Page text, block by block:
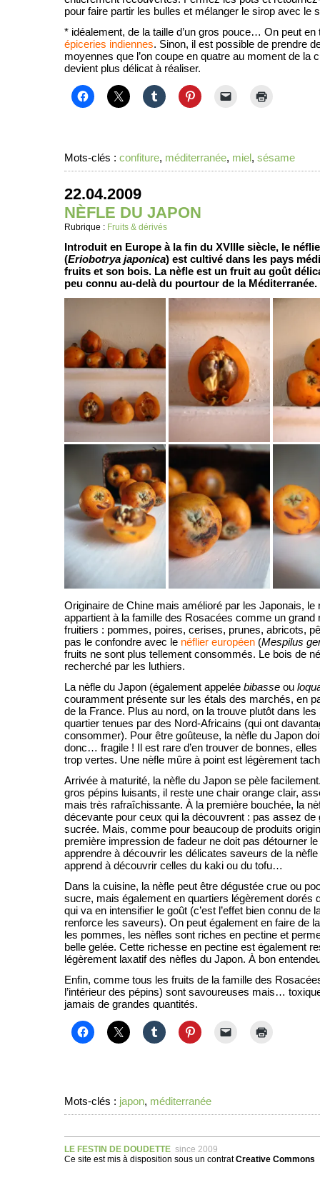
pour faire partir les bulles et mélanger le sirop avec le
* idéalement, de la taille d’un gros pouce… On peut en
épiceries indiennes. Sinon, il est possible de prendre
moyennes que l’on coupe en quatre au moment de la
devient plus délicat à réaliser.
Mots-clés : confiture, méditerranée, miel, sésame
22.04.2009
NÈFLE DU JAPON
Rubrique : Fruits & dérivés
Introduit en Europe à la fin du XVIIIe siècle, le
(Eriobotrya japonica) est cultivé dans les pays
fruits et son bois. La nèfle est un fruit au goût
peu connu au-delà du pourtour de la Méditerranée.
Originaire de Chine mais amélioré par les Japonais, le
appartient à la famille des Rosacées comme un grand
fruitiers : pommes, poires, cerises, prunes, abricots,
pas le confondre avec le néflier européen (Mespilus
fruits ne sont plus tellement consommés. Le bois de
recherché par les luthiers.
La nèfle du Japon (également appelée bibasse ou
couramment présente sur les étals des marchés, en
de la France. Plus au nord, on la trouve plutôt dans
quartier tenues par des Nord-Africains (qui ont
consommer). Pour être goûteuse, la nèfle du Japon
donc… fragile ! Il est rare d’en trouver de bonnes,
trop vertes. Une nèfle mûre à point est légèrement
Arrivée à maturité, la nèfle du Japon se pèle
gros pépins luisants, il reste une chair orange clair,
mais très rafraîchissante. À la première bouchée, la
décevante pour ceux qui la découvrent : pas assez de
sucrée. Mais, comme pour beaucoup de produits
première impression de fadeur ne doit pas détourner
apprendre à découvrir les délicates saveurs de la
apprend à découvrir celles du kaki ou du tofu…
Dans la cuisine, la nèfle peut être dégustée crue ou
sucre, mais également en quartiers légèrement dorés
qui va en intensifier le goût (c’est l’effet bien connu de
renforce les saveurs). On peut également en faire de
les pommes, les nèfles sont riches en pectine et
belle gelée. Cette richesse en pectine est également
légèrement laxatif des nèfles du Japon. À bon
Enfin, comme tous les fruits de la famille des
l’intérieur des pépins) sont savoureuses mais…
jamais de grandes quantités.
Mots-clés : japon, méditerranée
LE FESTIN DE DOUDETTE since 2009
Ce site est mis à disposition sous un contratCreative Commons